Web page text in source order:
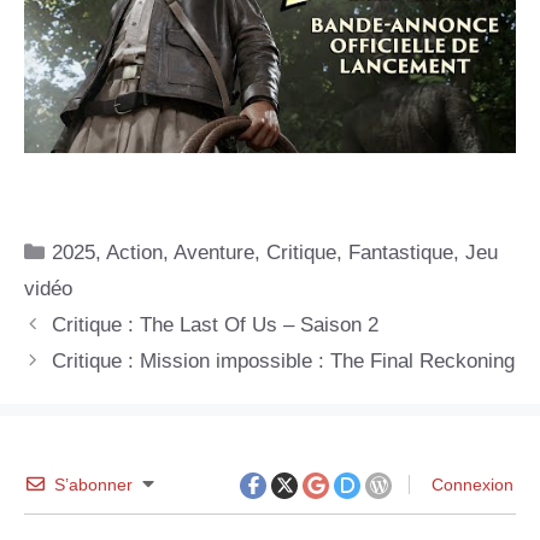
Catégories
2025,Action,Aventure, Critique, Fantastique,Jeu
vidéo
Critique : The Last Of Us – Saison 2
Critique : Mission impossible : The Final Reckoning
S’abonner Connexion